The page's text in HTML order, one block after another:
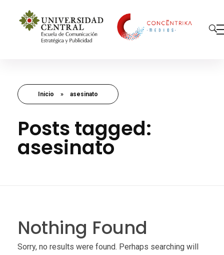
Inicio » asesinato
Posts tagged:
asesinato
Nothing Found
Sorry, no results were found. Perhaps searching will